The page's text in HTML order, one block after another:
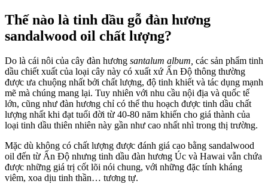
Thế nào là tinh dầu gỗ đàn hương
sandalwood oil chất lượng?
Do là cái nôi của cây đàn hương santalum album, các sản phẩm tinh
dầu chiết xuất của loại cây này có xuất xứ Ấn Độ thông thường
được ưa chuộng nhất bởi chất lượng, độ tinh khiết và tác dụng mạnh
mẽ mà chúng mang lại. Tuy nhiên với nhu cầu nội địa và quốc tế
lớn, cũng như đàn hương chỉ có thể thu hoạch được tinh dầu chất
lượng nhất khi đạt tuổi đời từ 40-80 năm khiến cho giá thành của
loại tinh dầu thiên nhiên này gần như cao nhất nhì trong thị trường.
Mặc dù không có chất lượng được đánh giá cao bằng sandalwood
oil đến từ Ấn Độ nhưng tinh dầu đàn hương Úc và Hawai vẫn chứa
được những giá trị cốt lõi nói chung, với những đặc tính kháng
viêm, xoa dịu tinh thần… tương tự.